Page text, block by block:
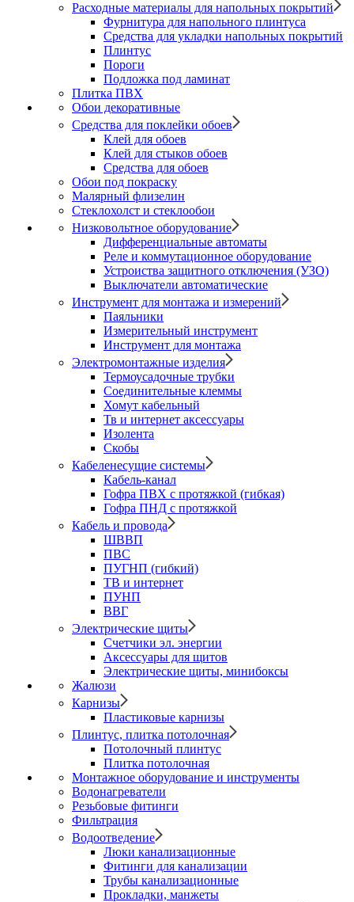
Расходные материалы для напольных покрытий
Фурнитура для напольного плинтуса
Средства для укладки напольных покрытий
Плинтус
Пороги
Подложка под ламинат
Плитка ПВХ
Обои декоративные
Средства для поклейки обоев
Клей для обоев
Клей для стыков обоев
Средства для обоев
Обои под покраску
Малярный флизелин
Стеклохолст и стеклообои
Низковольтное оборудование
Дифференциальные автоматы
Реле и коммутационное оборудование
Устроиства защитного отключения (УЗО)
Выключатели автоматические
Инструмент для монтажа и измерений
Паяльники
Измерительный инструмент
Инструмент для монтажа
Электромонтажные изделия
Термоусадочные трубки
Соединительные клеммы
Хомут кабельный
Тв и интернет аксессуары
Изолента
Скобы
Кабеленесущие системы
Кабель-канал
Гофра ПВХ с протяжкой (гибкая)
Гофра ПНД с протяжкой
Кабель и провода
ШВВП
ПВС
ПУГНП (гибкий)
ТВ и интернет
ПУНП
ВВГ
Электрические щиты
Счетчики эл. энергии
Аксессуары для щитов
Электрические щиты, минибоксы
Жалюзи
Карнизы
Пластиковые карнизы
Плинтус, плитка потолочная
Потолочный плинтус
Плитка потолочная
Монтажное оборудование и инструменты
Водонагреватели
Резьбовые фитинги
Фильтрация
Водоотведение
Люки канализационные
Фитинги для канализации
Трубы канализационные
Прокладки, манжеты